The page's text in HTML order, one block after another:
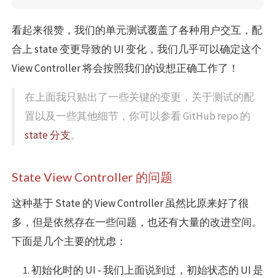
看起来很赞，我们的单元测试覆盖了各种用户交互，配
合上 state 变更导致的 UI 变化，我们几乎可以确定这个
View Controller 将会按照我们的设想正确工作了！
在上面我只贴出了一些关键的变更，关于测试的配
置以及一些其他细节，你可以参看 GitHub repo 的
state 分支。
State View Controller 的问题
这种基于 State 的 View Controller 虽然比原来好了很
多，但是依然存在一些问题，也还有大量的改进空间。
下面是几个主要的忧虑：
初始化时的 UI - 我们上面说到过，初始状态的 UI 是